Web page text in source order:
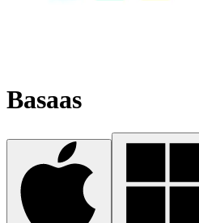
Basaas